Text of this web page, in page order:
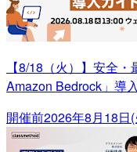
【8/18（火）】安全
Amazon Bedrock」導
開催前2026年8月18日